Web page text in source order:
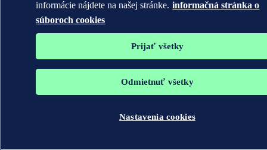
informácie nájdete na našej stránke. informačná stránka o
súboroch cookies
Prijať všetky
Odmietnuť všetky
Nastavenia cookies